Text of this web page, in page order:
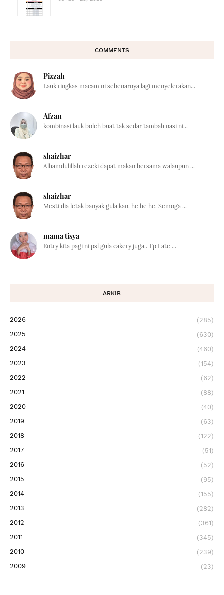
COMMENTS
Pizzah
Lauk ringkas macam ni sebenarnya lagi menyelerakan...
Afzan
kombinasi lauk boleh buat tak sedar tambah nasi ni...
shaizhar
Alhamdulillah rezeki dapat makan bersama walaupun ...
shaizhar
Mesti dia letak banyak gula kan. he he he. Semoga ...
mama tisya
Entry kita pagi ni psl gula cakery juga.. Tp Late ...
ARKIB
2026
(285)
2025
(630)
2024
(460)
2023
(154)
2022
(62)
2021
(88)
2020
(40)
2019
(63)
2018
(122)
2017
(51)
2016
(52)
2015
(95)
2014
(155)
2013
(282)
2012
(361)
2011
(345)
2010
(239)
2009
(23)